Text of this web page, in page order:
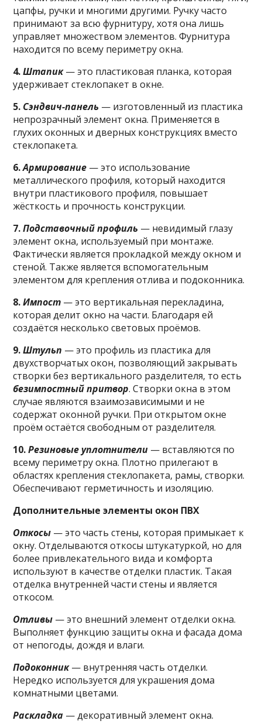
цапфы, ручки и многими другими. Ручку часто
принимают за всю фурнитуру, хотя она лишь
управляет множеством элементов. Фурнитура
находится по всему периметру окна.
4.Штапик— это пластиковая планка, которая
удерживает стеклопакет в окне.
5. Сэндвич-панель — изготовленный из пластика
непрозрачный элемент окна. Применяется в
глухих оконных и дверных конструкциях вместо
стеклопакета.
6.Армирование — это использование
металлического профиля, который находится
внутри пластикового профиля, повышает
жёсткость и прочность конструкции.
7.Подставочный профиль — невидимый глазу
элемент окна, используемый при монтаже.
Фактически является прокладкой между окном и
стеной. Также является вспомогательным
элементом для крепления отлива и подоконника.
8.Импост — это вертикальная перекладина,
которая делит окно на части. Благодаря ей
создаётся несколько световых проёмов.
9.Штульп — это профиль из пластика для
двухстворчатых окон, позволяющий закрывать
створки без вертикального разделителя, то есть
безимпостный притвор. Створки окна в этом
случае являются взаимозависимыми и не
содержат оконной ручки. При открытом окне
проём остаётся свободным от разделителя.
10.Резиновые уплотнители — вставляются по
всему периметру окна. Плотно прилегают в
областях крепления стеклопакета, рамы, створки.
Обеспечивают герметичность и изоляцию.
Дополнительные элементы окон ПВХ
Откосы — это часть стены, которая примыкает к
окну. Отделываются откосы штукатуркой, но для
более привлекательного вида и комфорта
используют в качестве отделки пластик. Такая
отделка внутренней части стены и является
откосом.
Отливы — это внешний элемент отделки окна.
Выполняет функцию защиты окна и фасада дома
от непогоды, дождя и влаги.
Подоконник— внутренняя часть отделки.
Нередко используется для украшения дома
комнатными цветами.
Раскладка — декоративный элемент окна.